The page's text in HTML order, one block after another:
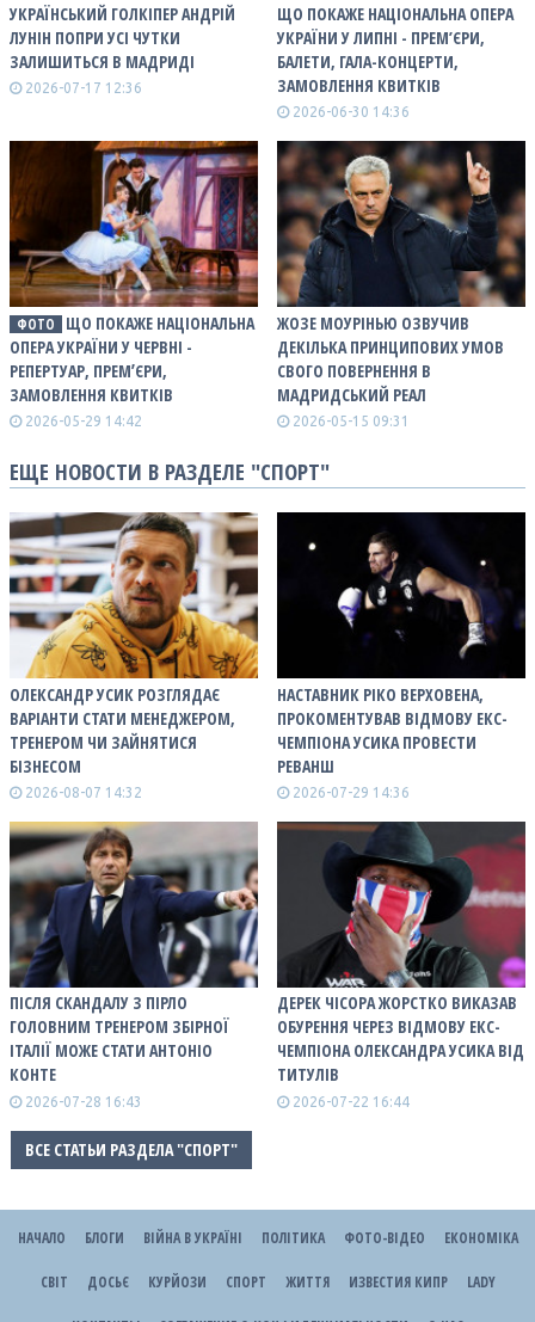
УКРАЇНСЬКИЙ ГОЛКІПЕР АНДРІЙ
ЛУНІН ПОПРИ УСІ ЧУТКИ
ЗАЛИШИТЬСЯ В МАДРИДІ
2026-07-17 12:36
ЩО ПОКАЖЕ НАЦІОНАЛЬНА ОПЕРА
УКРАЇНИ У ЛИПНІ - ПРЕМ’ЄРИ,
БАЛЕТИ, ГАЛА-КОНЦЕРТИ,
ЗАМОВЛЕННЯ КВИТКІВ
2026-06-30 14:36
ФОТО
ЩО ПОКАЖЕ НАЦІОНАЛЬНА
ОПЕРА УКРАЇНИ У ЧЕРВНІ -
РЕПЕРТУАР, ПРЕМʼЄРИ,
ЗАМОВЛЕННЯ КВИТКІВ
2026-05-29 14:42
ЖОЗЕ МОУРІНЬЮ ОЗВУЧИВ
ДЕКІЛЬКА ПРИНЦИПОВИХ УМОВ
СВОГО ПОВЕРНЕННЯ В
МАДРИДСЬКИЙ РЕАЛ
2026-05-15 09:31
ЕЩЕ НОВОСТИ В РАЗДЕЛЕ "СПОРТ"
ОЛЕКСАНДР УСИК РОЗГЛЯДАЄ
ВАРІАНТИ СТАТИ МЕНЕДЖЕРОМ,
ТРЕНЕРОМ ЧИ ЗАЙНЯТИСЯ
БІЗНЕСОМ
2026-08-07 14:32
НАСТАВНИК РІКО ВЕРХОВЕНА,
ПРОКОМЕНТУВАВ ВІДМОВУ ЕКС-
ЧЕМПІОНА УСИКА ПРОВЕСТИ
РЕВАНШ
2026-07-29 14:36
ПІСЛЯ СКАНДАЛУ З ПІРЛО
ГОЛОВНИМ ТРЕНЕРОМ ЗБІРНОЇ
ІТАЛІЇ МОЖЕ СТАТИ АНТОНІО
КОНТЕ
2026-07-28 16:43
ДЕРЕК ЧІСОРА ЖОРСТКО ВИКАЗАВ
ОБУРЕННЯ ЧЕРЕЗ ВІДМОВУ ЕКС-
ЧЕМПІОНА ОЛЕКСАНДРА УСИКА ВІД
ТИТУЛІВ
2026-07-22 16:44
ВСЕ СТАТЬИ РАЗДЕЛА "СПОРТ"
НАЧАЛО БЛОГИ ВІЙНА В УКРАЇНІ ПОЛІТИКА ФОТО-ВІДЕО ЕКОНОМІКА
СВІТ ДОСЬЄ КУРЙОЗИ СПОРТ ЖИТТЯ ИЗВЕСТИЯ КИПР LADY